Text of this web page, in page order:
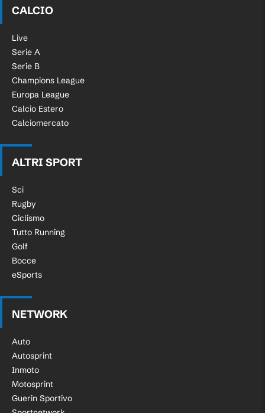
CALCIO
Live
Serie A
Serie B
Champions League
Europa League
Calcio Estero
Calciomercato
ALTRI SPORT
Sci
Rugby
Ciclismo
Tutto Running
Golf
Bocce
eSports
NETWORK
Auto
Autosprint
Inmoto
Motosprint
Guerin Sportivo